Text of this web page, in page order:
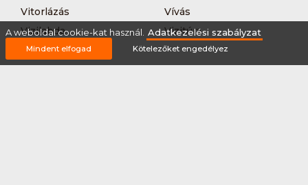
Vitorlázás
Vívás
Vizilabda
Vizitúra
Wakeboard
A weboldal cookie-kat használ. Adatkezelési szabályzat
Mindent elfogad Kötelezőket engedélyez